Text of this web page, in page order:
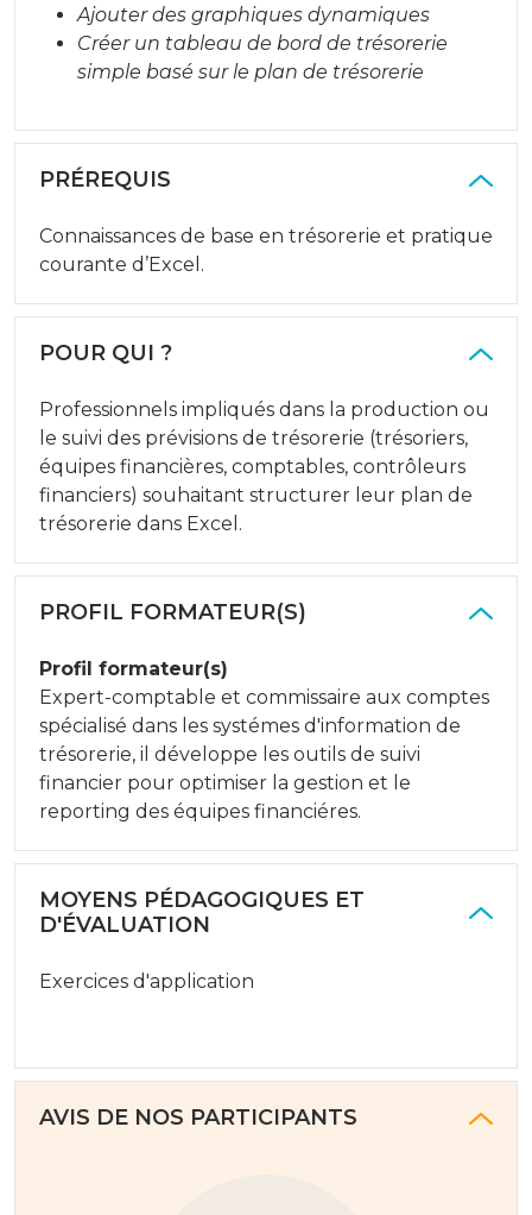
Ajouter des graphiques dynamiques
Créer un tableau de bord de trésorerie
simple basé sur le plan de trésorerie
PRÉREQUIS
Connaissances de base en trésorerie et pratique
courante d’Excel.
POUR QUI ?
Professionnels impliqués dans la production ou
le suivi des prévisions de trésorerie (trésoriers,
équipes financières, comptables, contrôleurs
financiers) souhaitant structurer leur plan de
trésorerie dans Excel.
PROFIL FORMATEUR(S)
Profil formateur(s)
Expert-comptable et commissaire aux comptes
spécialisé dans les systémes d'information de
trésorerie, il développe les outils de suivi
financier pour optimiser la gestion et le
reporting des équipes financiéres.
MOYENS PÉDAGOGIQUES ET
D'ÉVALUATION
Exercices d'application
AVIS DE NOS PARTICIPANTS